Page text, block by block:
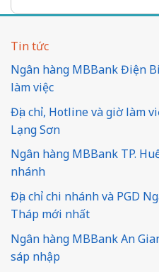
Tin tức
Ngân hàng MBBank Điện
làm việc
Địa chỉ, Hotline và giờ làm
Lạng Sơn
Ngân hàng MBBank TP.
nhánh
Địa chỉ chi nhánh và PGD
Tháp mới nhất
Ngân hàng MBBank An
sáp nhập